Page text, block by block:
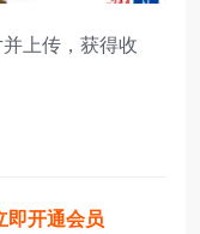
上传，获得收
即开通会员